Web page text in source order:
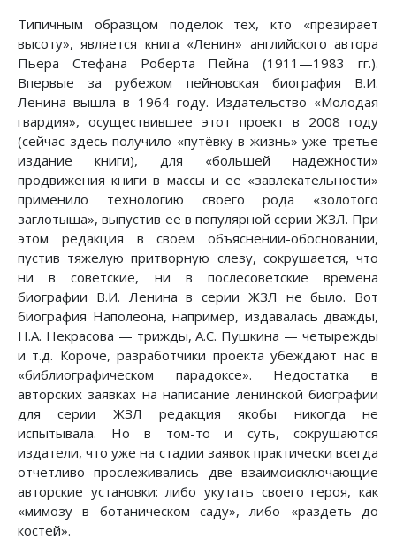
Типичным образцом поделок тех, кто «презирает
высоту», является книга «Ленин» английского автора
Пьера Стефана Роберта Пейна (1911—1983 гг.).
Впервые за рубежом пейновская биография В.И.
Ленина вышла в 1964 году. Издательство «Молодая
гвардия», осуществившее этот проект в 2008 году
(сейчас здесь получило «путёвку в жизнь» уже третье
издание книги), для «большей надежности»
продвижения книги в массы и ее «завлекательности»
применило технологию своего рода «золотого
заглотыша», выпустив ее в популярной серии ЖЗЛ. При
этом редакция в своём объяснении-обосновании,
пустив тяжелую притворную слезу, сокрушается, что
ни в советские, ни в послесоветские времена
биографии В.И. Ленина в серии ЖЗЛ не было. Вот
биография Наполеона, например, издавалась дважды,
Н.А. Некрасова — трижды, А.С. Пушкина — четырежды
и т.д. Короче, разработчики проекта убеждают нас в
«библиографическом парадоксе». Недостатка в
авторских заявках на написание ленинской биографии
для серии ЖЗЛ редакция якобы никогда не
испытывала. Но в том-то и суть, сокрушаются
издатели, что уже на стадии заявок практически всегда
отчетливо прослеживались две взаимоисключающие
авторские установки: либо укутать своего героя, как
«мимозу в ботаническом саду», либо «раздеть до
костей».